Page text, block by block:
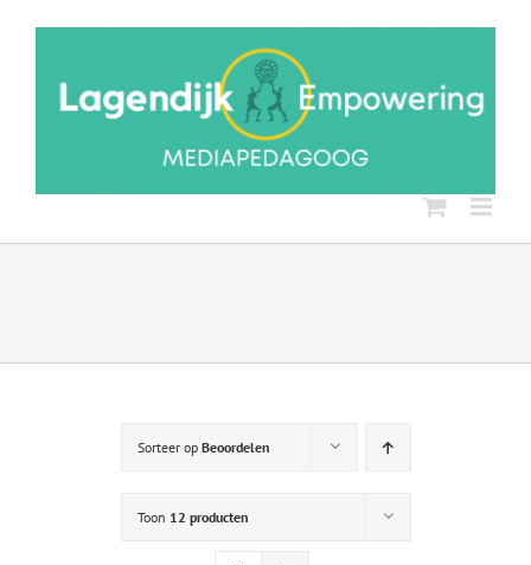
Sorteer op Beoordelen
Toon 12 producten